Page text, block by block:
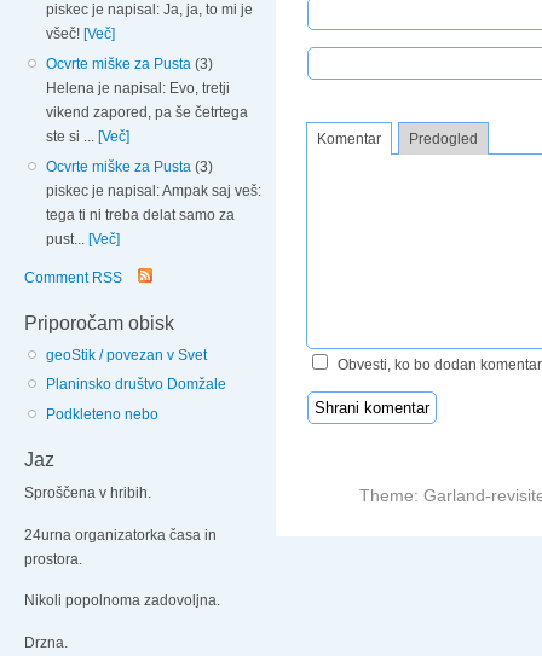
piskec je napisal: Ja, ja, to mi je
všeč! [Več]
Ocvrte miške za Pusta (3)
Helena je napisal: Evo, tretji
vikend zapored, pa še četrtega
ste si ... [Več]
Ocvrte miške za Pusta (3)
piskec je napisal: Ampak saj veš:
tega ti ni treba delat samo za
pust... [Več]
Comment RSS
Priporočam obisk
geoStik / povezan v Svet
Planinsko društvo Domžale
Podkleteno nebo
Jaz
Sproščena v hribih.
24urna organizatorka časa in
prostora.
Nikoli popolnoma zadovoljna.
Drzna.
Komentar Predogled
Obvesti, ko bo dodan komentar
Theme: Garland-